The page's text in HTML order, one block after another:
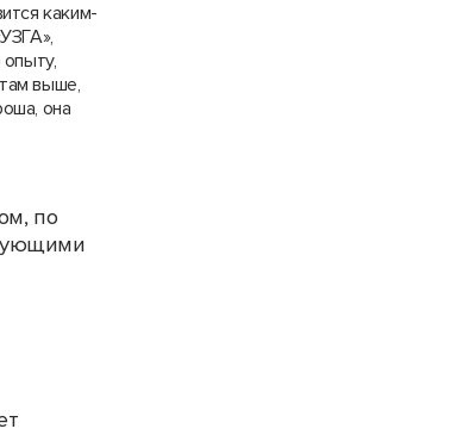
каким-
выше,
она
по